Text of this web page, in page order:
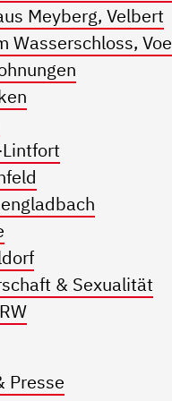
Meyberg, Velbert
Wasserschloss,
& Sexualität
Presse